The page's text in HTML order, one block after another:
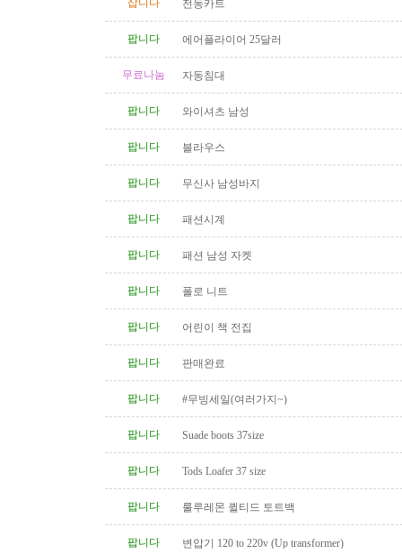
삽니다 전동카트
팝니다 에어플라이어 25달러
무료나눔 자동침대
팝니다 와이셔츠 남성
팝니다 블라우스
팝니다 무신사 남성바지
팝니다 패션시계
팝니다 패션 남성 자켓
팝니다 폴로 니트
팝니다 어린이 책 전집
팝니다 판매완료
팝니다 #무빙세일(여러가지~)
팝니다 Suade boots 37size
팝니다 Tods Loafer 37 size
팝니다 룰루레몬 퀼티드 토트백
팝니다 변압기 120 to 220v (Up transformer)